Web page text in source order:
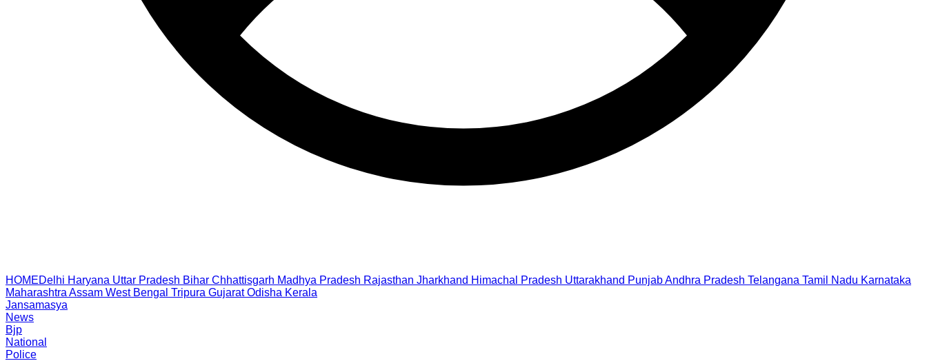
HOMEDelhi Haryana Uttar Pradesh Bihar Chhattisgarh Madhya Pradesh Rajasthan Jharkhand Himachal Pradesh Uttarakhand PunjabAndhra Pradesh Telangana Tamil Nadu Karnataka
Maharashtra Assam West Bengal Tripura Gujarat Odisha Kerala
Jansamasya
News
Bjp
National
Police